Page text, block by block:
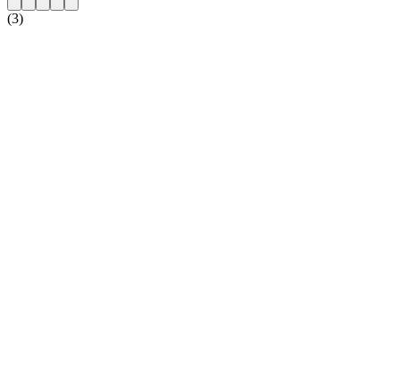
(3)